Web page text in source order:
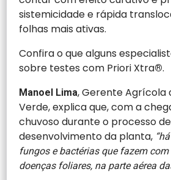
sistemicidade e rápida
folhas mais ativas.
Confira o que alguns
sobre testes com Priori Xtra®.
Manoel Lima, Gerente Agrícola
Verde, explica que, com a
chuvoso durante o processo de
desenvolvimento da planta,
fungos e bactérias que fazem
doenças foliares, na parte aérea